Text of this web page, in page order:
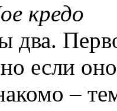
кредо
два.
если
–